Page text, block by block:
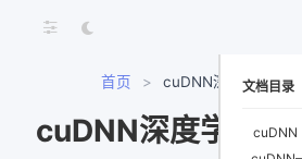
首页 > cuDNN深度学习
cuDNN深度学习
文档目录
cuDNN